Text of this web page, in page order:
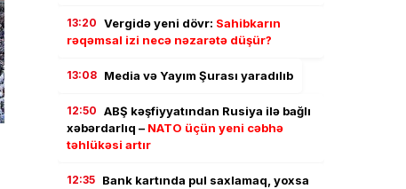
13:20 Vergidə yeni dövr: Sahibkarın
rəqəmsal izi necə nəzarətə düşür?
13:08 Media və Yayım Şurası yaradılıb
12:50 ABŞ kəşfiyyatından Rusiya ilə bağlı
xəbərdarlıq – NATO üçün yeni cəbhə
təhlükəsi artır
12:35 Bank kartında pul saxlamaq, yoxsa